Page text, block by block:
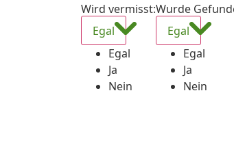
Wird vermisst:
Egal
Egal
Ja
Nein
Wurde
Egal
Egal
Ja
Nein